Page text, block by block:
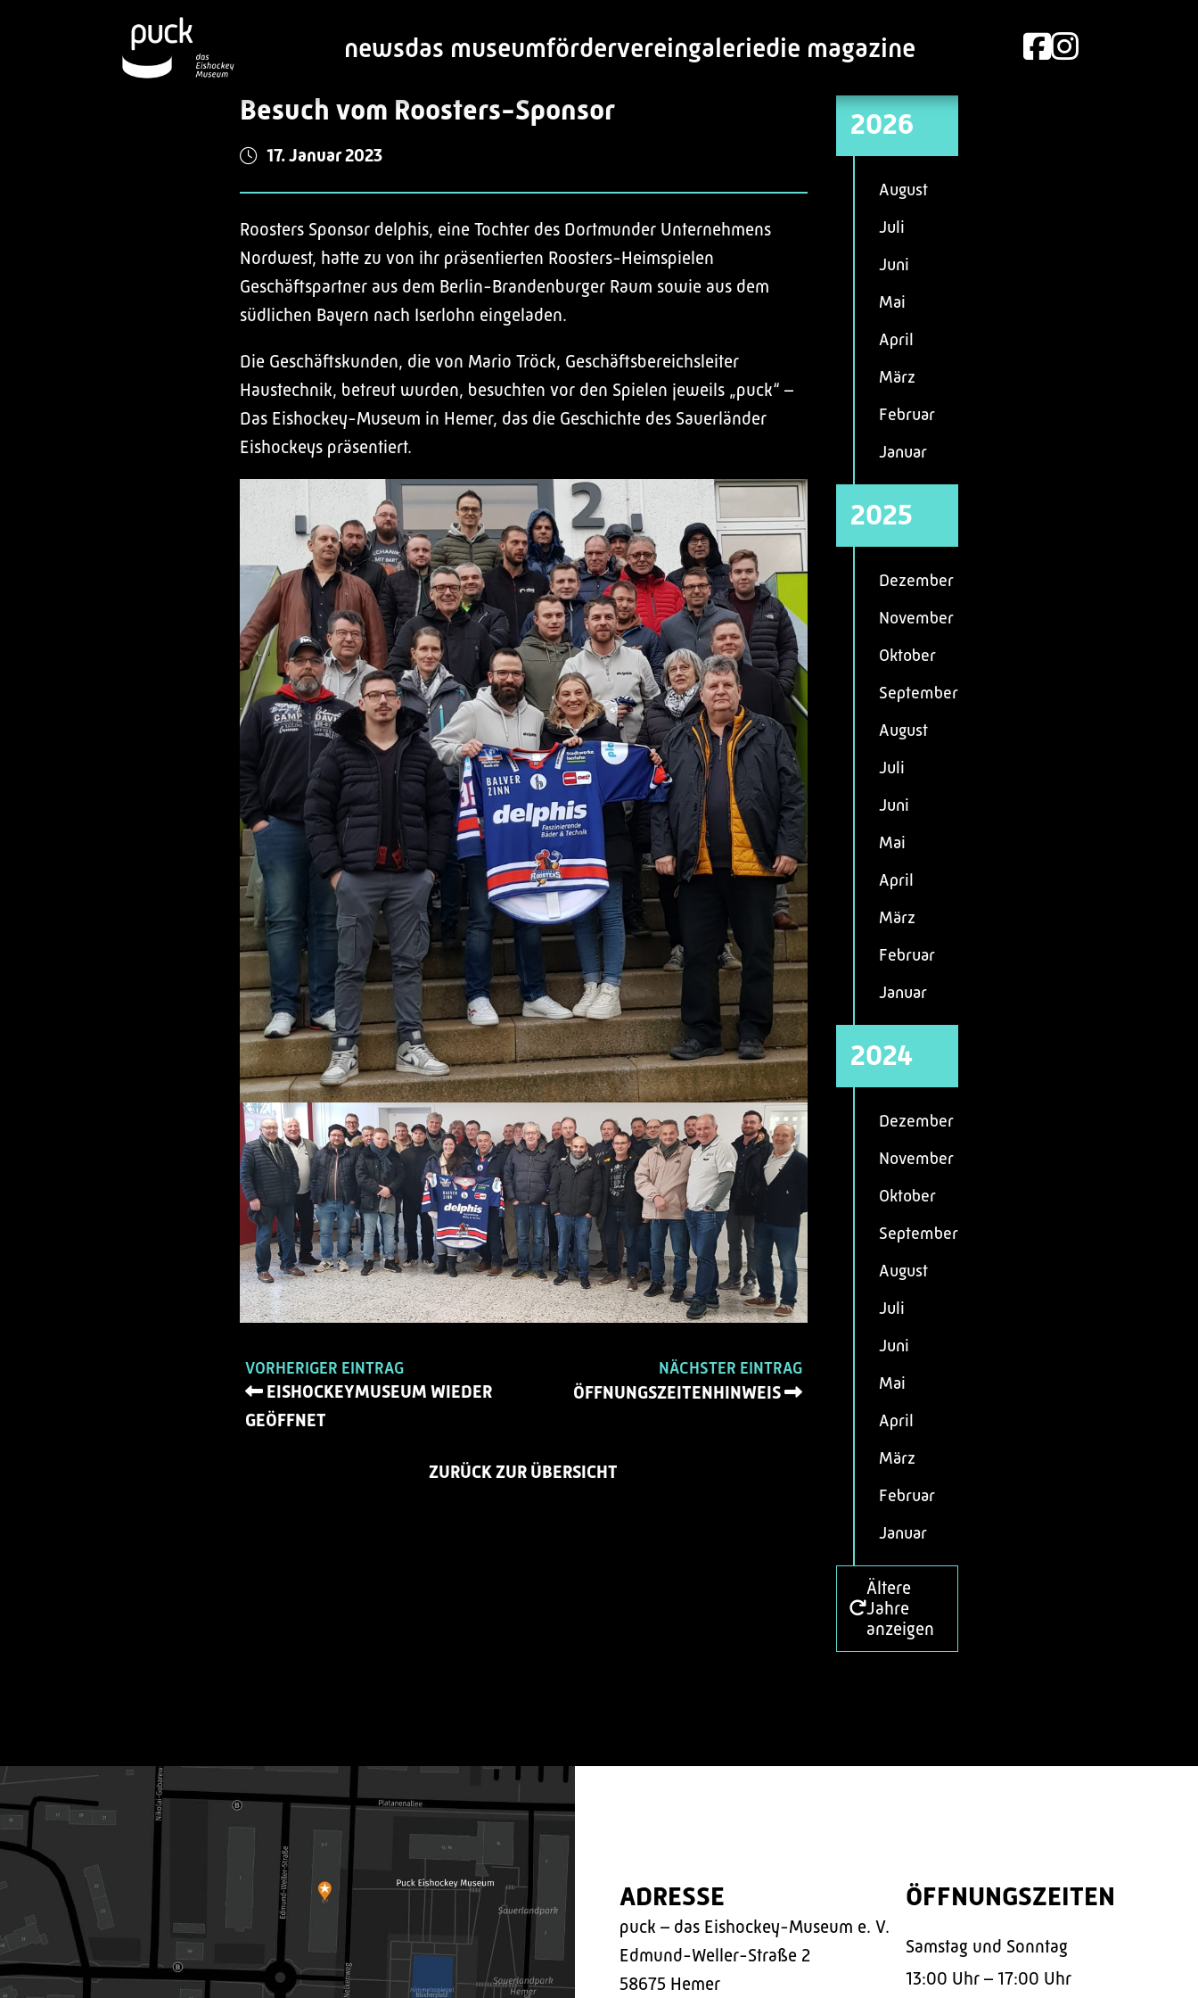
newsdas museumfördervereingaleriedie magazine
Besuch vom Roosters-Sponsor
17. Januar 2023
Roosters Sponsor delphis, eine Tochter des Dortmunder Unternehmens
Nordwest, hatte zu von ihr präsentierten Roosters-Heimspielen
Geschäftspartner aus dem Berlin-Brandenburger Raum sowie aus dem
südlichen Bayern nach Iserlohn eingeladen.
Die Geschäftskunden, die von Mario Tröck, Geschäftsbereichsleiter
Haustechnik, betreut wurden, besuchten vor den Spielen jeweils „puck“ –
Das Eishockey-Museum in Hemer, das die Geschichte des Sauerländer
Eishockeys präsentiert.
VORHERIGER EINTRAG
EISHOCKEYMUSEUM WIEDER
GEÖFFNET
NÄCHSTER EINTRAG
ÖFFNUNGSZEITENHINWEIS
ZURÜCK ZUR ÜBERSICHT
2026
August
Juli
Juni
Mai
April
März
Februar
Januar
2025
Dezember
November
Oktober
September
August
Juli
Juni
Mai
April
März
Februar
Januar
2024
Dezember
November
Oktober
September
August
Juli
Juni
Mai
April
März
Februar
Januar
Ältere
Jahre
anzeigen
ADRESSE
puck – das Eishockey-Museum e. V.
Edmund-Weller-Straße 2
58675 Hemer
ÖFFNUNGSZEITEN
Samstag und Sonntag
13:00 Uhr – 17:00 Uhr